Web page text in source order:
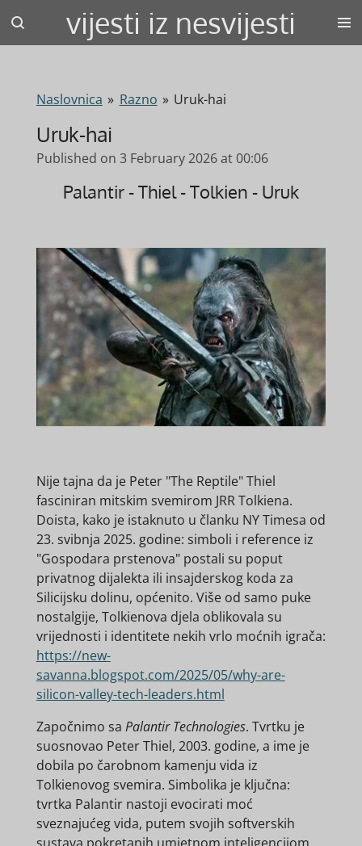
Skip
vijesti iz nesvijesti
Naslovnica » Razno » Uruk-hai
Uruk-hai
Published on 3 February 2026 at 00:06
Palantir - Thiel - Tolkien - Uruk
Nije tajna da je Peter "The Reptile" Thiel
fasciniran mitskim svemirom JRR Tolkiena.
Doista, kako je istaknuto u članku NY Timesa od
23. svibnja 2025. godine: simboli i reference iz
"Gospodara prstenova" postali su poput
privatnog dijalekta ili insajderskog koda za
Silicijsku dolinu, općenito. Više od samo puke
nostalgije, Tolkienova djela oblikovala su
vrijednosti i identitete nekih vrlo moćnih igrača:
https://new-
savanna.blogspot.com/2025/05/why-are-
silicon-valley-tech-leaders.html
Započnimo sa Palantir Technologies. Tvrtku je
suosnovao Peter Thiel, 2003. godine, a ime je
dobila po čarobnom kamenju vida iz
Tolkienovog svemira. Simbolika je ključna:
tvrtka Palantir nastoji evocirati moć
sveznajućeg vida, putem svojih softverskih